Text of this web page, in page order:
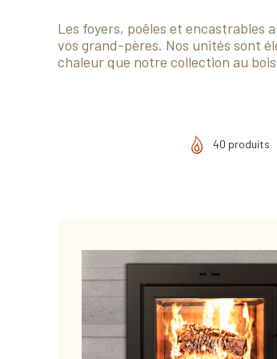
Les foyers, poêles et encastrables
vos grand-pères. Nos unités sont
chaleur que notre collection au
40 produits